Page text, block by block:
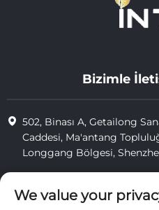
Bizimle
502, Binası A, Getailong
Caddesi, Ma'antang
Longgang Bölgesi,
[email protected]
We value your